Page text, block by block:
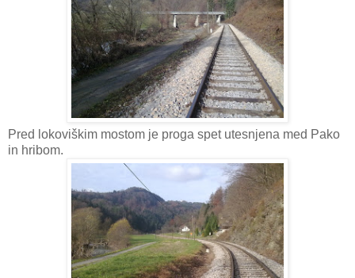
Pred lokoviškim mostom je proga spet utesnjena med Pako
in hribom.